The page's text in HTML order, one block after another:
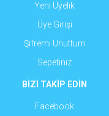
Yeni Üyelik
Üye Girişi
Şifremi Unuttum
Sepetiniz
BİZİ TAKİP EDİN
Facebook